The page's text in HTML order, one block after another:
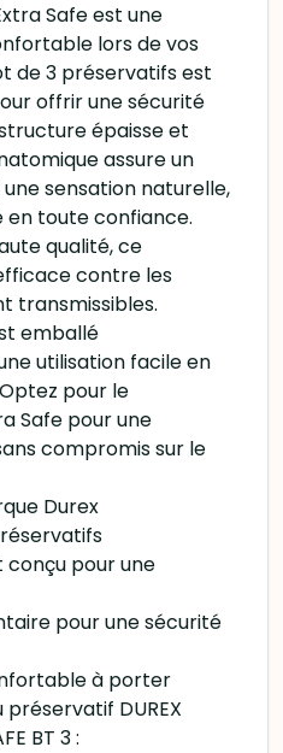
Safe est une
lors de vos
de 3 préservatifs est
offrir une sécurité
épaisse et
assure un
sensation naturelle,
en toute confiance.
qualité, ce
contre les
transmissibles.
emballé
utilisation facile en
pour le
Safe pour une
compromis sur le
Durex
pour une
pour une sécurité
à porter
DUREX
BT 3 :